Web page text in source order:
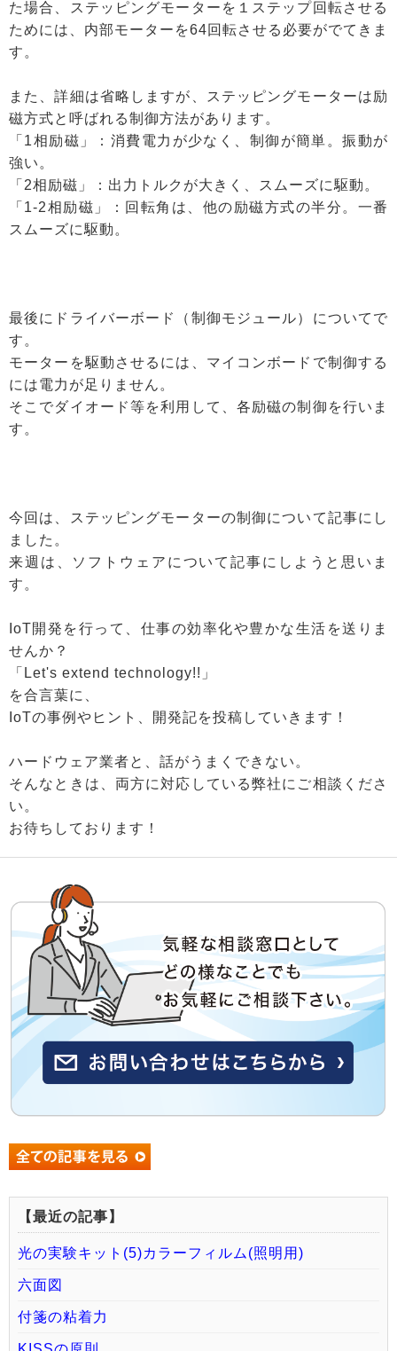
た場合、ステッピングモーターを１ステップ回転させる
ためには、内部モーターを64回転させる必要がでてきま
す。
また、詳細は省略しますが、ステッピングモーターは励
磁方式と呼ばれる制御方法があります。
「1相励磁」：消費電力が少なく、制御が簡単。振動が
強い。
「2相励磁」：出力トルクが大きく、スムーズに駆動。
「1-2相励磁」：回転角は、他の励磁方式の半分。一番
スムーズに駆動。
最後にドライバーボード（制御モジュール）についてで
す。
モーターを駆動させるには、マイコンボードで制御する
には電力が足りません。
そこでダイオード等を利用して、各励磁の制御を行いま
す。
今回は、ステッピングモーターの制御について記事にし
ました。
来週は、ソフトウェアについて記事にしようと思いま
す。
IoT開発を行って、仕事の効率化や豊かな生活を送りま
せんか？
「Let's extend technology!!」
を合言葉に、
IoTの事例やヒント、開発記を投稿していきます！
ハードウェア業者と、話がうまくできない。
そんなときは、両方に対応している弊社にご相談くださ
い。
お待ちしております！
【最近の記事】
光の実験キット(5)カラーフィルム(照明用)
六面図
付箋の粘着力